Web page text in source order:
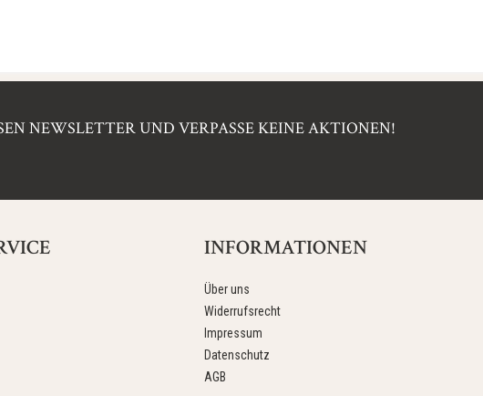
NEWSLETTER UND VERPASSE KEINE AKTIONEN!
INFORMATIONEN
Über uns
Widerrufsrecht
Impressum
Datenschutz
AGB